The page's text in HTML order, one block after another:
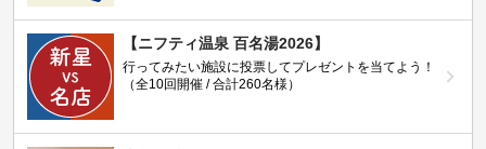
【ニフティ温泉 百名湯2026】
行ってみたい施設に投票してプレゼントを当てよう！
（全10回開催 / 合計260名様）